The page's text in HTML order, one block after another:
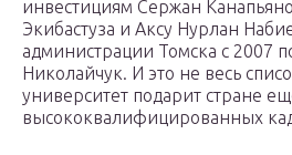
инвестициям Сержан
Экибастуза и Аксу Нурлан
администрации Томска с 2007
Николайчук. И это не весь
университет подарит стране
высококвалифицированных